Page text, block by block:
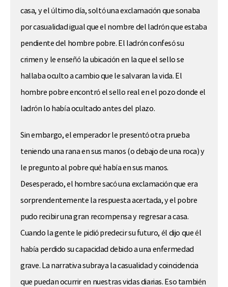
casa, y el último día, soltó una exclamación que sonaba
por casualidad igual que el nombre del ladrón que estaba
pendiente del hombre pobre. El ladrón confesó su
crimen y le enseñó la ubicación en la que el sello se
hallaba oculto a cambio que le salvaran la vida. El
hombre pobre encontró el sello real en el pozo donde el
ladrón lo había ocultado antes del plazo.
Sin embargo, el emperador le presentó otra prueba
teniendo una rana en sus manos (o debajo de una roca) y
le pregunto al pobre qué había en sus manos.
Desesperado, el hombre sacó una exclamación que era
sorprendentemente la respuesta acertada, y el pobre
pudo recibir una gran recompensa y regresar a casa.
Cuando la gente le pidió predecir su futuro, él dijo que él
había perdido su capacidad debido a una enfermedad
grave. La narrativa subraya la casualidad y coincidencia
que puedan ocurrir en nuestras vidas diarias. Eso también